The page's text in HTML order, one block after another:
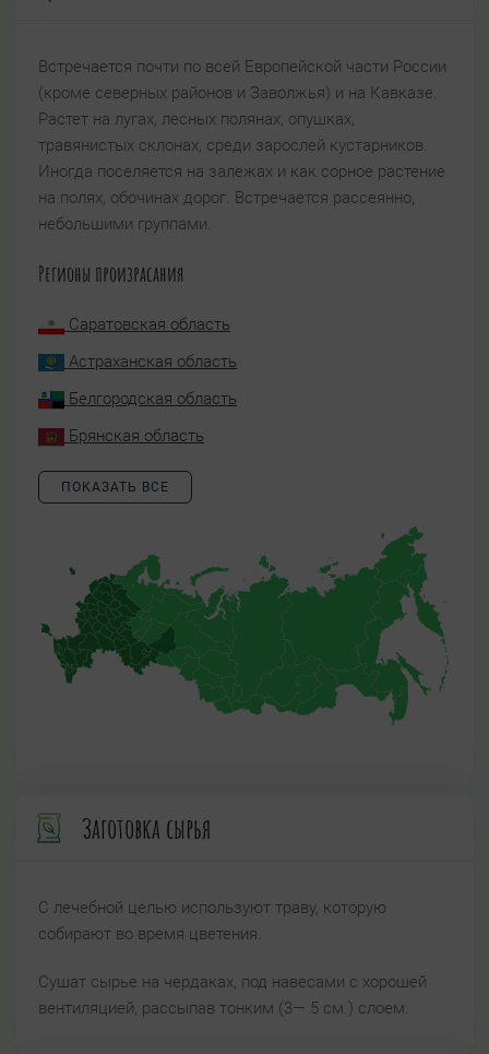
Встречается почти по всей Европейской части России
(кроме северных районов и Заволжья) и на Кавказе.
Растет на лугах, лесных полянах, опушках,
травянистых склонах, среди зарослей кустарников.
Иногда поселяется на залежах и как сорное растение
на полях, обочинах дорог. Встречается рассеянно,
небольшими группами.
Регионы произрасания
Саратовская область
Астраханская область
Белгородская область
Брянская область
ПОКАЗАТЬ ВСЕ
Заготовка сырья
С лечебной целью используют траву, которую
собирают во время цветения.
Сушат сырье на чердаках, под навесами с хорошей
вентиляцией, рассыпав тонким (3— 5 см.) слоем.